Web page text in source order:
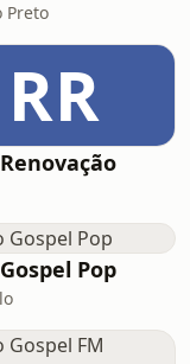
Preto
RR
Pop